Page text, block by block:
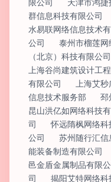
限公司
天津市鸿
群信息科技有限公司
水易联网络信息技术
公司
泰州市榴莲网
（北京）科技有限公司
上海谷尚建筑设计工
有限公司
上海艾
信息技术服务部
邳
昆山洪亿如网络科技
司
怀远隋枫网络科
公司
苏州随行汇信
能装备制造有限公司
邑金盾金属制品有限
司
揭阳艾特网络科